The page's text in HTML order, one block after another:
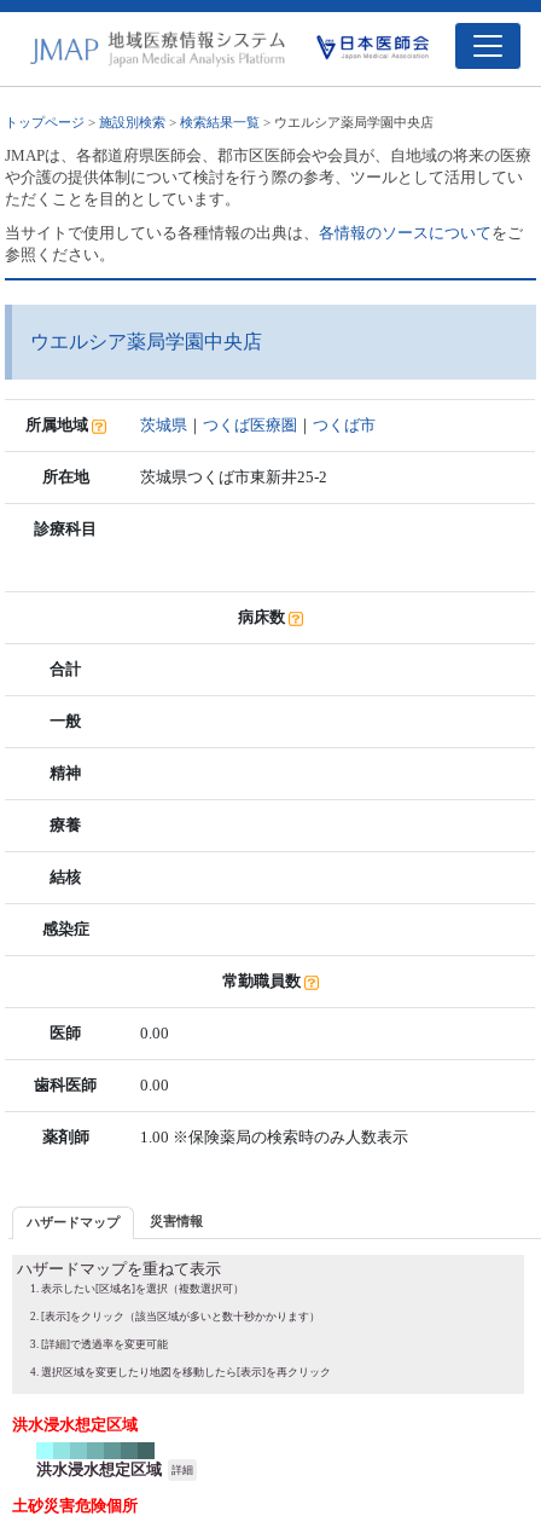
トップページ >施設別検索 >検索結果一覧 > ウエルシア薬局学園中央店
JMAPは、各都道府県医師会、郡市区医師会や会員が、自地域の将来の医療
や介護の提供体制について検討を行う際の参考、ツールとして活用してい
ただくことを目的としています。
当サイトで使用している各種情報の出典は、各情報のソースについてをご
参照ください。
ウエルシア薬局学園中央店
所属地域 茨城県 ｜つくば医療圏 ｜つくば市
所在地 茨城県つくば市東新井25-2
診療科目
病床数
合計
一般
精神
療養
結核
感染症
常勤職員数
医師 0.00
歯科医師 0.00
薬剤師 1.00 ※保険薬局の検索時のみ人数表示
ハザードマップ 災害情報
ハザードマップを重ねて表示
表示したい[区域名]を選択（複数選択可）
[表示]をクリック（該当区域が多いと数十秒かかります）
[詳細]で透過率を変更可能
選択区域を変更したり地図を移動したら[表示]を再クリック
洪水浸水想定区域
洪水浸水想定区域 詳細
土砂災害危険個所